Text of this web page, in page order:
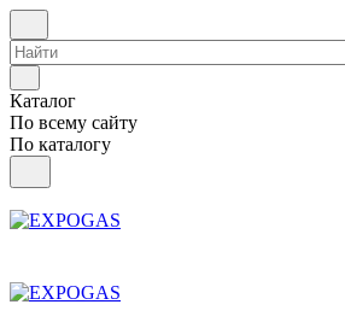
Каталог
По всему сайту
По каталогу